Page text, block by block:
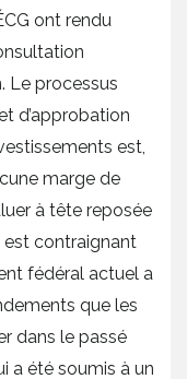
ont rendu
Le processus
d’approbation
est,
marge de
à tête reposée
est contraignant
fédéral actuel a
que les
dans le passé
a été soumis à un